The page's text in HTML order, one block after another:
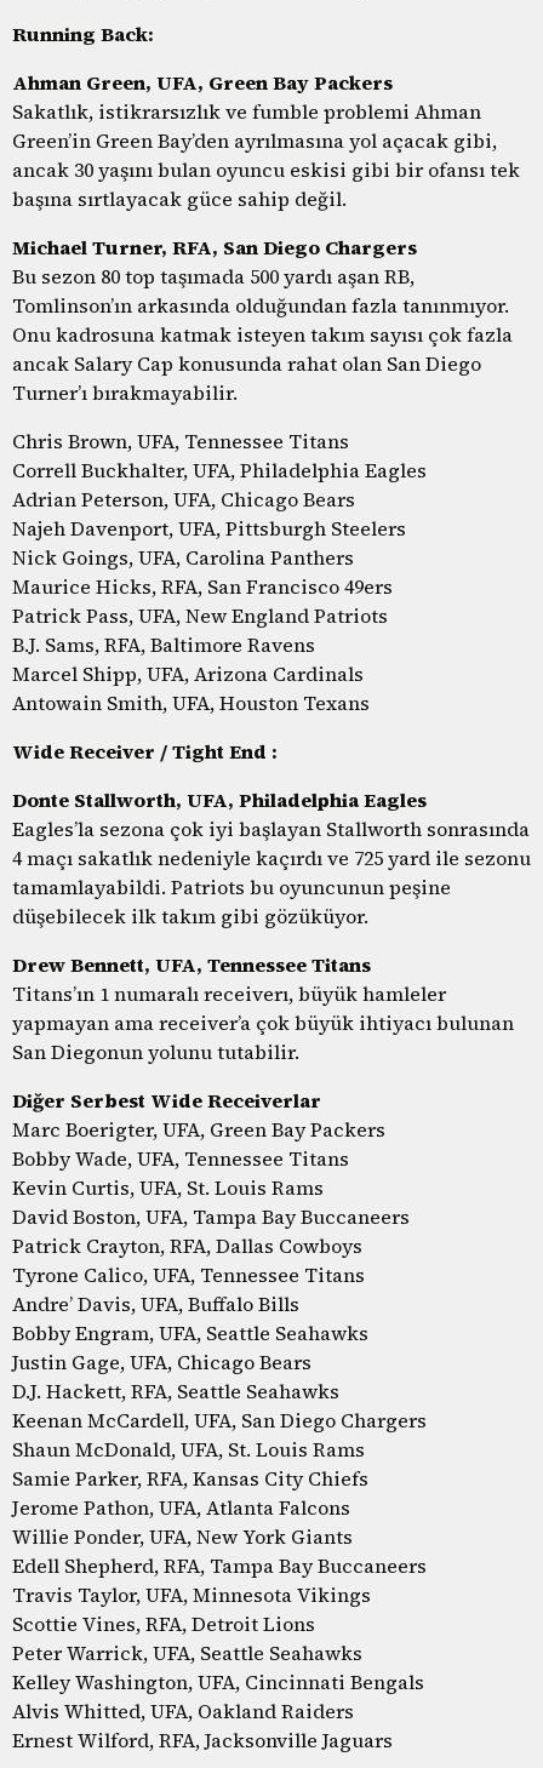
Running Back:
Ahman Green, UFA, Green Bay Packers
Sakatlık, istikrarsızlık ve fumble problemi Ahman
Green’in Green Bay’den ayrılmasına yol açacak gibi,
ancak 30 yaşını bulan oyuncu eskisi gibi bir ofansı tek
başına sırtlayacak güce sahip değil.
Michael Turner, RFA, San Diego Chargers
Bu sezon 80 top taşımada 500 yardı aşan RB,
Tomlinson’ın arkasında olduğundan fazla tanınmıyor.
Onu kadrosuna katmak isteyen takım sayısı çok fazla
ancak Salary Cap konusunda rahat olan San Diego
Turner’ı bırakmayabilir.
Chris Brown, UFA, Tennessee Titans
Correll Buckhalter, UFA, Philadelphia Eagles
Adrian Peterson, UFA, Chicago Bears
Najeh Davenport, UFA, Pittsburgh Steelers
Nick Goings, UFA, Carolina Panthers
Maurice Hicks, RFA, San Francisco 49ers
Patrick Pass, UFA, New England Patriots
B.J. Sams, RFA, Baltimore Ravens
Marcel Shipp, UFA, Arizona Cardinals
Antowain Smith, UFA, Houston Texans
Wide Receiver / Tight End :
Donte Stallworth, UFA, Philadelphia Eagles
Eagles’la sezona çok iyi başlayan Stallworth sonrasında
4 maçı sakatlık nedeniyle kaçırdı ve 725 yard ile sezonu
tamamlayabildi. Patriots bu oyuncunun peşine
düşebilecek ilk takım gibi gözüküyor.
Drew Bennett, UFA, Tennessee Titans
Titans’ın 1 numaralı receiverı, büyük hamleler
yapmayan ama receiver’a çok büyük ihtiyacı bulunan
San Diegonun yolunu tutabilir.
Diğer Serbest Wide Receiverlar
Marc Boerigter, UFA, Green Bay Packers
Bobby Wade, UFA, Tennessee Titans
Kevin Curtis, UFA, St. Louis Rams
David Boston, UFA, Tampa Bay Buccaneers
Patrick Crayton, RFA, Dallas Cowboys
Tyrone Calico, UFA, Tennessee Titans
Andre’ Davis, UFA, Buffalo Bills
Bobby Engram, UFA, Seattle Seahawks
Justin Gage, UFA, Chicago Bears
D.J. Hackett, RFA, Seattle Seahawks
Keenan McCardell, UFA, San Diego Chargers
Shaun McDonald, UFA, St. Louis Rams
Samie Parker, RFA, Kansas City Chiefs
Jerome Pathon, UFA, Atlanta Falcons
Willie Ponder, UFA, New York Giants
Edell Shepherd, RFA, Tampa Bay Buccaneers
Travis Taylor, UFA, Minnesota Vikings
Scottie Vines, RFA, Detroit Lions
Peter Warrick, UFA, Seattle Seahawks
Kelley Washington, UFA, Cincinnati Bengals
Alvis Whitted, UFA, Oakland Raiders
Ernest Wilford, RFA, Jacksonville Jaguars